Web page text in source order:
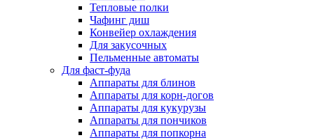
Тепловые полки
Чафинг диш
Конвейер охлаждения
Для закусочных
Пельменные автоматы
Для фаст-фуда
Аппараты для блинов
Аппараты для корн-догов
Аппараты для кукурузы
Аппараты для пончиков
Аппараты для попкорна